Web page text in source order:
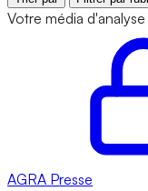
Votre média
AGRA Presse